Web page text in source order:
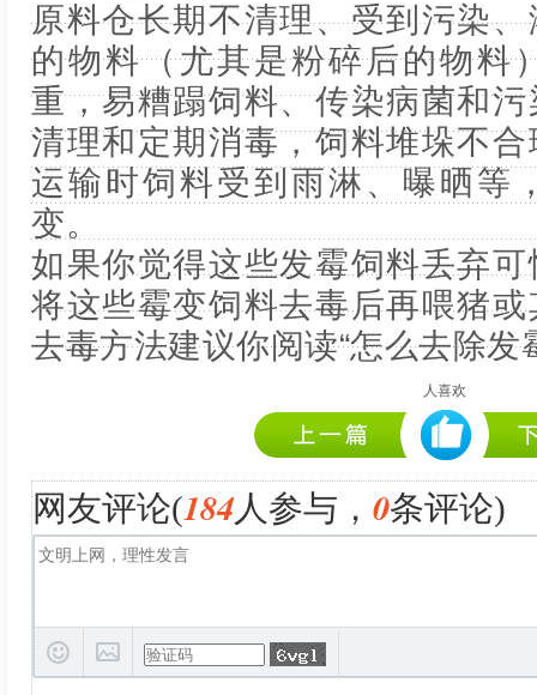
原料仓长期不清理、受到污染
的物料（尤其是粉碎后的物料
重，易糟蹋饲料、传染病菌和
清理和定期消毒，饲料堆垛不
运输时饲料受到雨淋、曝晒等
变。
如果你觉得这些发霉饲料丢弃
将这些霉变饲料去毒后再喂猪
去毒方法建议你阅读“怎么去除发
人喜欢
网友评论(184人参与， 0条评论)